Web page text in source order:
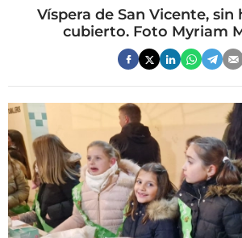
Víspera de San Vicente, sin
cubierto. Foto Myriam